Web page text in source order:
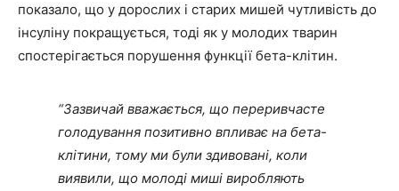
показало, що у дорослих і старих мишей чутливість до
інсуліну покращується, тоді як у молодих тварин
спостерігається порушення функції бета-клітин.
“Зазвичай вважається, що переривчасте
голодування позитивно впливає на бета-
клітини, тому ми були здивовані, коли
виявили, що молоді миші виробляють